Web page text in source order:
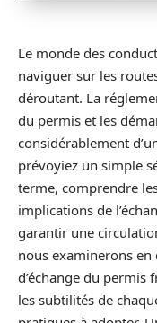
Le monde des
naviguer sur les
déroutant. La
du permis et les
considérablement
prévoyiez un simple
terme, comprendre
implications de
garantir une
nous examinerons en
d’échange du permis
les subtilités de